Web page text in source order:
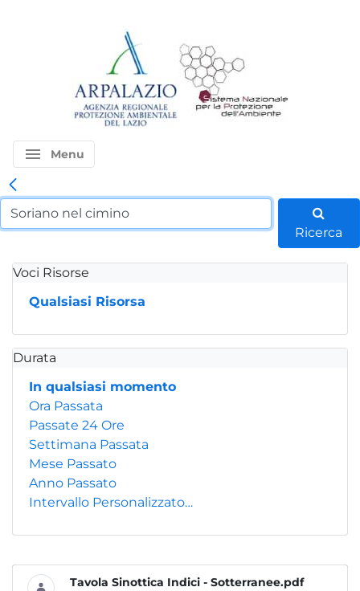
menu Menu
Ricerca
Voci Risorse
Qualsiasi Risorsa
Durata
In qualsiasi momento
Ora Passata
Passate 24 Ore
Settimana Passata
Mese Passato
Anno Passato
Intervallo Personalizzato…
Tavola Sinottica Indici - Sotterranee.pdf